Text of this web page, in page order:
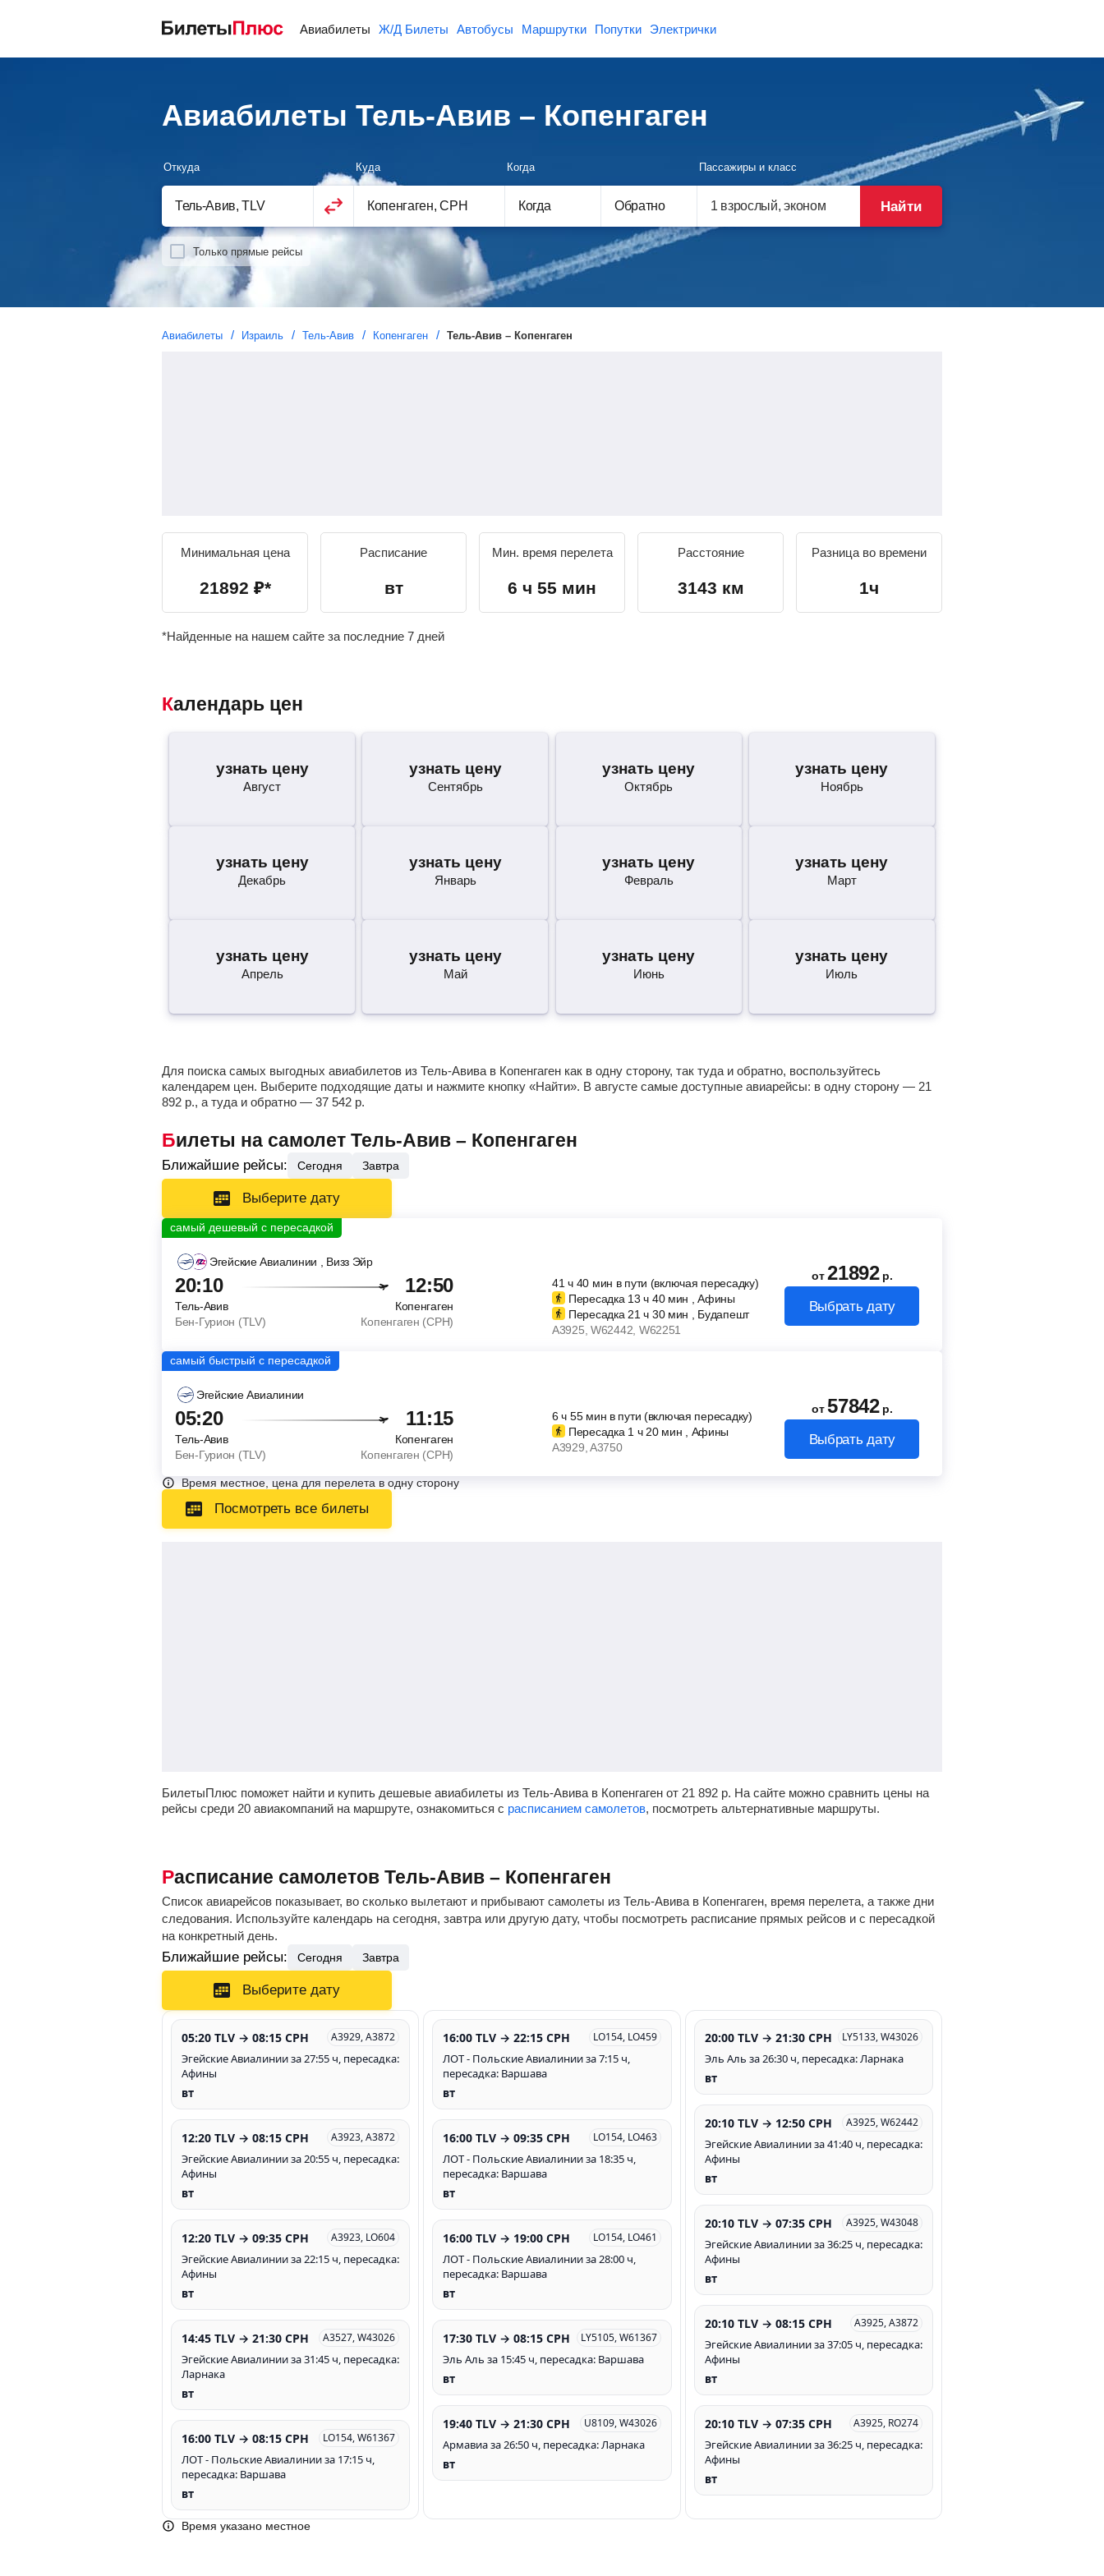
Авиабилеты Ж/Д Билеты Автобусы Маршрутки Попутки Электрички
Авиабилеты Тель-Авив – Копенгаген
Откуда Куда
Когда
Когда
Обратно
Пассажиры и класс
Только прямые рейсы
Найти
Авиабилеты Израиль Тель-Авив Копенгаген Тель-Авив – Копенгаген
Минимальная цена
21892 ₽*
Расписание
вт
Мин. время перелета
6 ч 55 мин
Расстояние
3143 км
Разница во времени
1ч
*Найденные на нашем сайте за последние 7 дней
Календарь цен
узнать цену
Август
узнать цену
Сентябрь
узнать цену
Октябрь
узнать цену
Ноябрь
узнать цену
Декабрь
узнать цену
Январь
узнать цену
Февраль
узнать цену
Март
узнать цену
Апрель
узнать цену
Май
узнать цену
Июнь
узнать цену
Июль
Для поиска самых выгодных авиабилетов из Тель-Авива в Копенгаген как в одну сторону, так туда и обратно, воспользуйтесь
календарем цен. Выберите подходящие даты и нажмите кнопку «Найти». В августе самые доступные авиарейсы: в одну сторону — 21
892 р., а туда и обратно — 37 542 р.
Билеты на самолет Тель-Авив – Копенгаген
Ближайшие рейсы: Сегодня Завтра
Выберите дату
Эгейские Авиалинии , Визз Эйр
20:10 12:50
Тель-Авив
Копенгаген
Бен-Гурион (TLV)
Копенгаген (CPH)
41ч40 мин в пути (включая пересадку)
Пересадка 13ч 40 мин , Афины
Пересадка 21ч 30 мин , Будапешт
A3925 , W62442 , W62251
от21892 р.
Выбрать дату
Эгейские Авиалинии
05:20 11:15
Тель-Авив
Копенгаген
Бен-Гурион (TLV)
Копенгаген (CPH)
6ч 55 мин в пути (включая пересадку)
Пересадка 1 ч20 мин , Афины
A3929 , A3750
от57842 р.
Выбрать дату
Время местное, цена для перелета в одну сторону
Посмотреть все билеты
БилетыПлюс поможет найти и купить дешевые авиабилеты из Тель-Авива в Копенгаген от 21 892 р. На сайте можно сравнить цены на
рейсы среди 20 авиакомпаний на маршруте, ознакомиться с расписанием самолетов, посмотреть альтернативные маршруты.
Расписание самолетов Тель-Авив – Копенгаген
Список авиарейсов показывает, во сколько вылетают и прибывают самолеты из Тель-Авива в Копенгаген, время перелета, а также дни
следования. Используйте календарь на сегодня, завтра или другую дату, чтобы посмотреть расписание прямых рейсов и с пересадкой
на конкретный день.
Ближайшие рейсы: Сегодня Завтра
Выберите дату
05:20 TLV → 08:15 CPH A3929, A3872
Эгейские Авиалинии за 27:55 ч, пересадка:
Афины
вт
12:20 TLV → 08:15 CPH A3923, A3872
Эгейские Авиалинии за 20:55 ч, пересадка:
Афины
вт
12:20 TLV → 09:35 CPH A3923, LO604
Эгейские Авиалинии за 22:15 ч, пересадка:
Афины
вт
14:45 TLV → 21:30 CPH A3527, W43026
Эгейские Авиалинии за 31:45 ч, пересадка:
Ларнака
вт
16:00 TLV → 08:15 CPH LO154, W61367
ЛОТ - Польские Авиалинии за 17:15 ч,
пересадка: Варшава
вт
16:00 TLV → 22:15 CPH LO154, LO459
ЛОТ - Польские Авиалинии за 7:15 ч,
пересадка: Варшава
вт
16:00 TLV → 09:35 CPH LO154, LO463
ЛОТ - Польские Авиалинии за 18:35 ч,
пересадка: Варшава
вт
16:00 TLV → 19:00 CPH LO154, LO461
ЛОТ - Польские Авиалинии за 28:00 ч,
пересадка: Варшава
вт
17:30 TLV → 08:15 CPH LY5105, W61367
Эль Аль за 15:45 ч, пересадка: Варшава
вт
19:40 TLV → 21:30 CPH U8109, W43026
Армавиа за 26:50 ч, пересадка: Ларнака
вт
20:00 TLV → 21:30 CPH LY5133, W43026
Эль Аль за 26:30 ч, пересадка: Ларнака
вт
20:10 TLV → 12:50 CPH A3925, W62442
Эгейские Авиалинии за 41:40 ч, пересадка:
Афины
вт
20:10 TLV → 07:35 CPH A3925, W43048
Эгейские Авиалинии за 36:25 ч, пересадка:
Афины
вт
20:10 TLV → 08:15 CPH A3925, A3872
Эгейские Авиалинии за 37:05 ч, пересадка:
Афины
вт
20:10 TLV → 07:35 CPH A3925, RO274
Эгейские Авиалинии за 36:25 ч, пересадка:
Афины
вт
Время указано местное